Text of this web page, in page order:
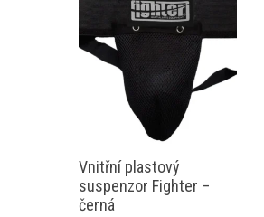
Vnitřní plastový
suspenzor Fighter –
černá